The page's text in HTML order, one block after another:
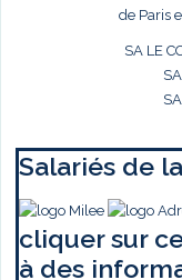
de Paris
SA LE
Salariés de
cliquer sur
à des